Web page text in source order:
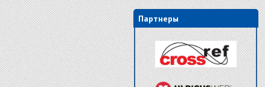
Партнеры